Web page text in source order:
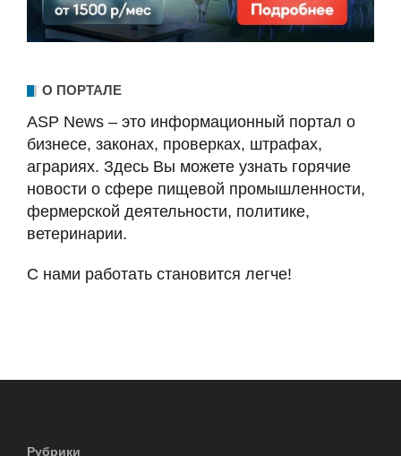
О ПОРТАЛЕ
ASP News – это информационный портал о
бизнесе, законах, проверках, штрафах,
аграриях. Здесь Вы можете узнать горячие
новости о сфере пищевой промышленности,
фермерской деятельности, политике,
ветеринарии.
С нами работать становится легче!
Рубрики